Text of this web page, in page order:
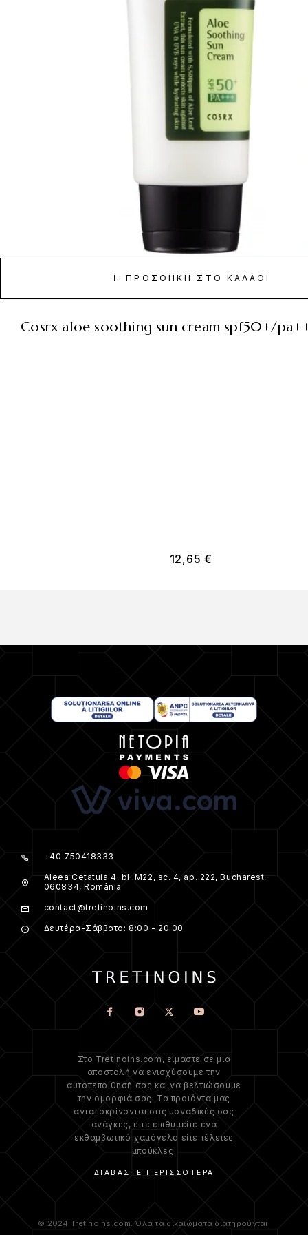
ΠΡΟΣΘΉΚΗ ΣΤΟ ΚΑΛΆΘΙ
cosrx aloe soothing sun cream spf50+/
12,65€
+40 750418333
Aleea Cetatuia 4, bl. M22, sc. 4, ap. 222, Bucharest,
060834, România
contact@tretinoins.com
Δευτέρα-Σάββατο: 8:00 - 20:00
Στο Tretinoins.com, είμαστε σε μια
αποστολή να ενισχύσουμε την
αυτοπεποίθησή σας και να βελτιώσουμε
την ομορφιά σας. Τα προϊόντα μας
ανταποκρίνονται στις μοναδικές σας
ανάγκες, είτε επιθυμείτε ένα
εκθαμβωτικό χαμόγελο είτε τέλειες
μπούκλες.
ΔΙΑΒΆΣΤΕ ΠΕΡΙΣΣΌΤΕΡΑ
© 2024 Tretinoins.com. Όλα τα δικαιώματα διατηρούνται.